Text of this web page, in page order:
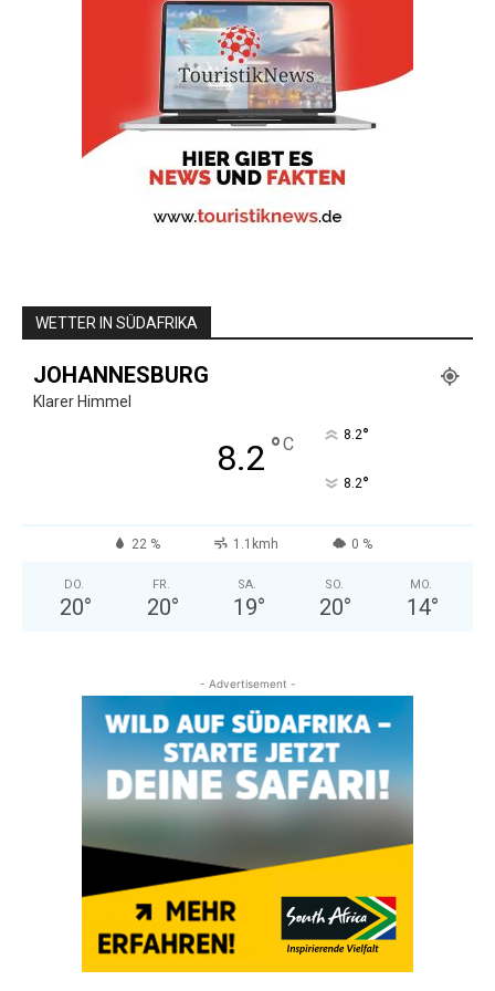
WETTER IN SÜDAFRIKA
JOHANNESBURG
Klarer Himmel
8.2 °C 8.2°
8.2°
22 % 1.1kmh 0 %
DO.
20°
FR.
20°
SA.
19°
SO.
20°
MO.
14°
- Advertisement -